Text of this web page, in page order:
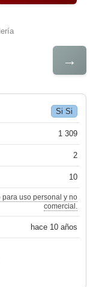
→
Si Si
1 309
2
10
para uso personal y no
comercial.
hace 10 años